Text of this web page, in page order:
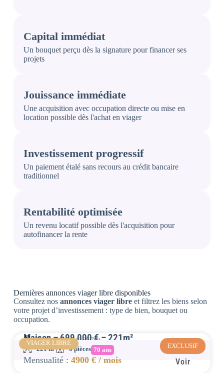
Capital immédiat
Un bouquet perçu dès la signature pour financer ses
projets
Jouissance immédiate
Une acquisition avec occupation directe ou mise en
location possible dès l'achat en viager
Investissement progressif
Un paiement étalé sans recours au crédit bancaire
traditionnel
Rentabilité optimisée
Un revenu locatif possible dès l'acquisition pour
autofinancer la rente
Dernières annonces viager libredisponibles
Consultez nos annonces viager libreet filtrez les biens selon
votre projet d’investissement : type de bien, bouquet ou
occupation.
EXCLUSIF
VIAGER LIBRE
Maison – 699 000 € – 221m²
Ferrassières (26570)
221 m² 6 pièces 70 ans
Mensualité : 4900 € / mois Voir